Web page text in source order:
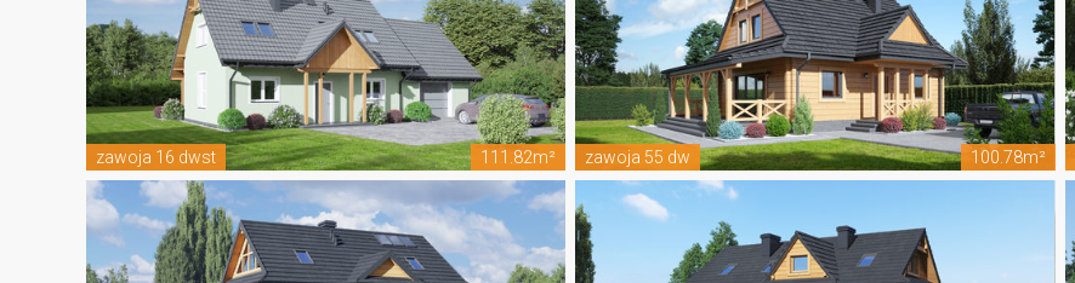
zawoja 16 dwst 111.82m² zawoja 55 dw 100.78m²